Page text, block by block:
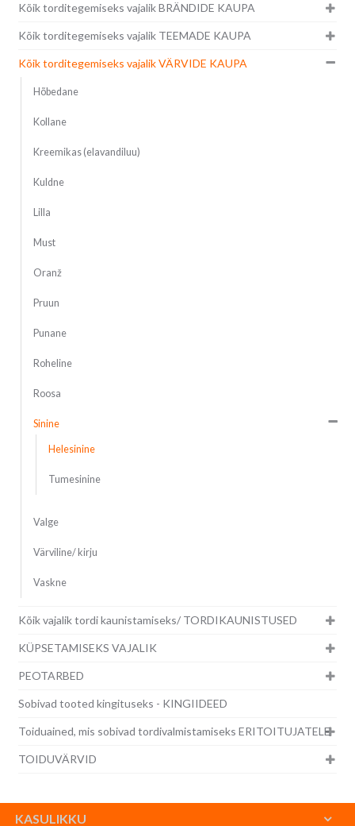
Kõik torditegemiseks vajalik BRÄNDIDE KAUPA
Kõik torditegemiseks vajalik TEEMADE KAUPA
Kõik torditegemiseks vajalik VÄRVIDE KAUPA
Hõbedane
Kollane
Kreemikas (elavandiluu)
Kuldne
Lilla
Must
Oranž
Pruun
Punane
Roheline
Roosa
Sinine
Helesinine
Tumesinine
Valge
Värviline/ kirju
Vaskne
Kõik vajalik tordi kaunistamiseks/ TORDIKAUNISTUSED
KÜPSETAMISEKS VAJALIK
PEOTARBED
Sobivad tooted kingituseks - KINGIIDEED
Toiduained, mis sobivad tordivalmistamiseks ERITOITUJATELE
TOIDUVÄRVID
KASULIKKU